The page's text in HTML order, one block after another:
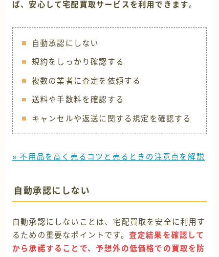
ば、安心して宅配買取サービスを利用できます。
自動承認にしない
規約をしっかり確認する
複数の業者に査定を依頼する
送料や手数料を確認する
キャンセルや返送に関する規定を確認する
» 不用品を高く売るコツと売るときの注意点を解説
自動承認にしない
自動承認にしないことは、宅配買取を安全に利用す
るための重要なポイントです。 査定結果を確認して
から承諾することで、予想外の低価格での買取を防